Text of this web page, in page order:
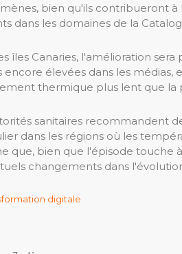
bien qu'ils contribueront
dans les domaines de la
îles Canaries, l'amélioration
encore élevées dans les médias,
thermique plus lent que la
sanitaires recommandent
dans les régions où les
que, bien que l'épisode touche
changements dans
digitale